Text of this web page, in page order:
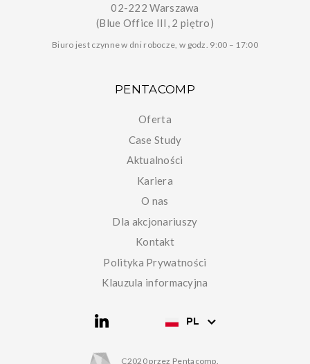
02-222 Warszawa
(Blue Office III, 2 piętro)
Biuro jest czynne w dni robocze, w godz. 9:00 – 17:00
PENTACOMP
Oferta
Case Study
Aktualności
Kariera
O nas
Dla akcjonariuszy
Kontakt
Polityka Prywatności
Klauzula informacyjna
PL
C2020 przez Pentacomp.